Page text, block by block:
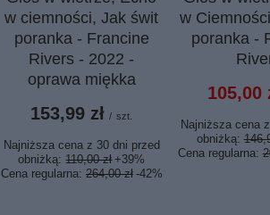
w ciemności, Jak świt
poranka - Francine
Rivers - 2022 -
oprawa miękka
153,99 zł / szt.
Najniższa cena z 30 dni przed
obniżką:110,00 zł +39%
Cena regularna: 264,00 zł -42%
w
poranka -
105,00
Najniższa cena
obniżką:
Cena regularna: